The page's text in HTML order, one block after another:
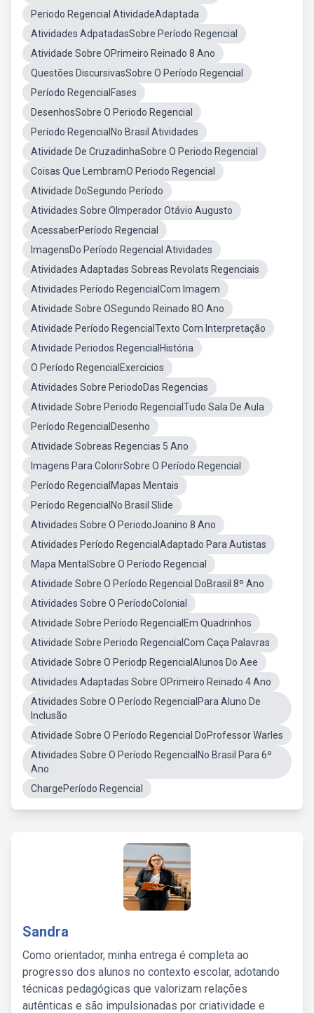
Periodo Regencial AtividadeAdaptada
Atividades AdpatadasSobre Período Regencial
Atividade Sobre OPrimeiro Reinado 8 Ano
Questões DiscursivasSobre O Período Regencial
Período RegencialFases
DesenhosSobre O Periodo Regencial
Período RegencialNo Brasil Atividades
Atividade De CruzadinhaSobre O Periodo Regencial
Coisas Que LembramO Periodo Regencial
Atividade DoSegundo Período
Atividades Sobre OImperador Otávio Augusto
AcessaberPeríodo Regencial
ImagensDo Período Regencial Atividades
Atividades Adaptadas Sobreas Revolats Regenciais
Atividades Período RegencialCom Imagem
Atividade Sobre OSegundo Reinado 8O Ano
Atividade Período RegencialTexto Com Interpretação
Atividade Periodos RegencialHistória
O Período RegencialExercicios
Atividades Sobre PeriodoDas Regencias
Atividade Sobre Periodo RegencialTudo Sala De Aula
Período RegencialDesenho
Atividade Sobreas Regencias 5 Ano
Imagens Para ColorirSobre O Período Regencial
Período RegencialMapas Mentais
Período RegencialNo Brasil Slide
Atividades Sobre O PeriodoJoanino 8 Ano
Atividades Período RegencialAdaptado Para Autistas
Mapa MentalSobre O Período Regencial
Atividade Sobre O Período Regencial DoBrasil 8º Ano
Atividades Sobre O PeríodoColonial
Atividade Sobre Período RegencialEm Quadrinhos
Atividade Sobre Periodo RegencialCom Caça Palavras
Atividade Sobre O Periodp RegencialAlunos Do Aee
Atividades Adaptadas Sobre OPrimeiro Reinado 4 Ano
Atividades Sobre O Período RegencialPara Aluno De
Inclusão
Atividade Sobre O Período Regencial DoProfessor Warles
Atividades Sobre O Período RegencialNo Brasil Para 6º
Ano
ChargePeríodo Regencial
Sandra
Como orientador, minha entrega é completa ao
progresso dos alunos no contexto escolar, adotando
técnicas pedagógicas que valorizam relações
autênticas e são impulsionadas por criatividade e